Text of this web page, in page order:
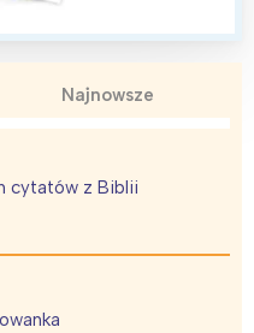
Najnowsze
cytatów z Biblii